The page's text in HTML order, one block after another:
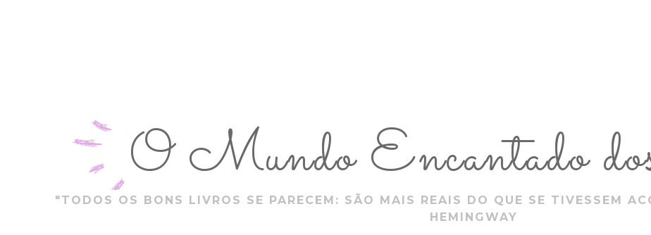
O Mundo Encantado
"TODOS OS BONS LIVROS SE PARECEM: SÃO MAIS REAIS DO QUE SE TIVESSEM
HEMINGWAY